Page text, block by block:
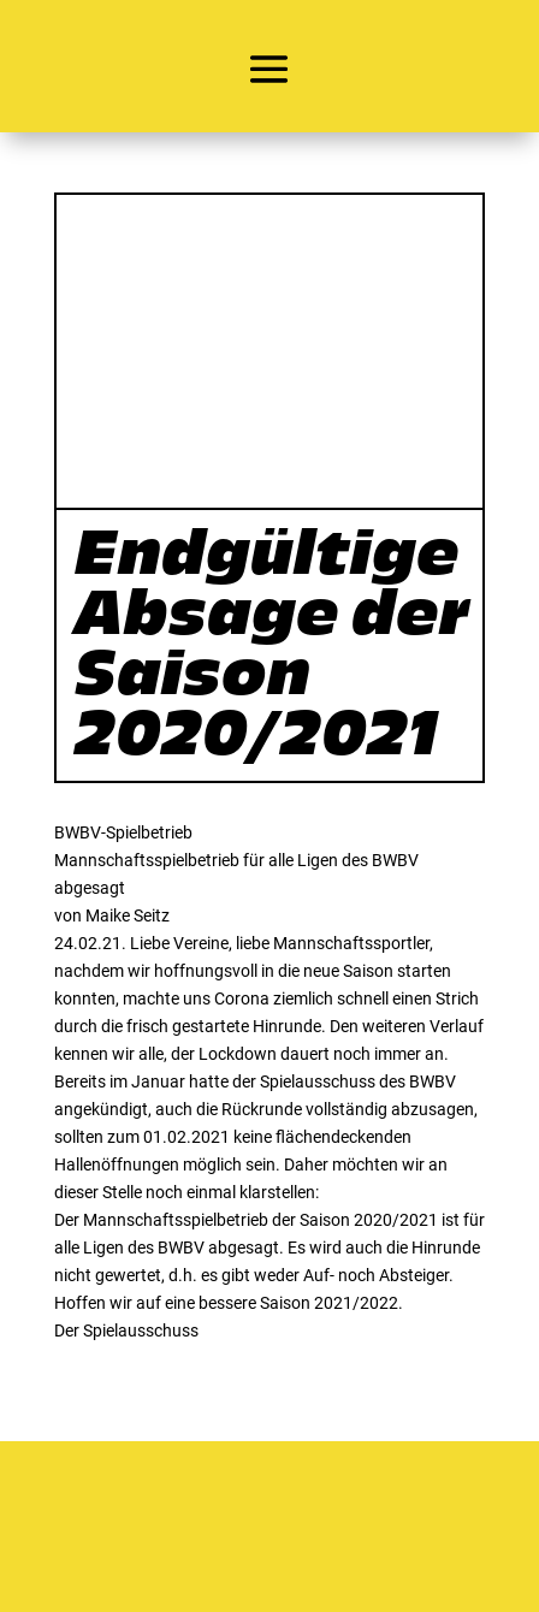
Endgültige
Absage der
Saison
2020/2021
BWBV-Spielbetrieb
Mannschaftsspielbetrieb für alle Ligen des BWBV
abgesagt
von Maike Seitz
24.02.21. Liebe Vereine, liebe Mannschaftssportler,
nachdem wir hoffnungsvoll in die neue Saison starten
konnten, machte uns Corona ziemlich schnell einen Strich
durch die frisch gestartete Hinrunde. Den weiteren Verlauf
kennen wir alle, der Lockdown dauert noch immer an.
Bereits im Januar hatte der Spielausschuss des BWBV
angekündigt, auch die Rückrunde vollständig abzusagen,
sollten zum 01.02.2021 keine flächendeckenden
Hallenöffnungen möglich sein. Daher möchten wir an
dieser Stelle noch einmal klarstellen:
Der Mannschaftsspielbetrieb der Saison 2020/2021 ist für
alle Ligen des BWBV abgesagt. Es wird auch die Hinrunde
nicht gewertet, d.h. es gibt weder Auf- noch Absteiger.
Hoffen wir auf eine bessere Saison 2021/2022.
Der Spielausschuss